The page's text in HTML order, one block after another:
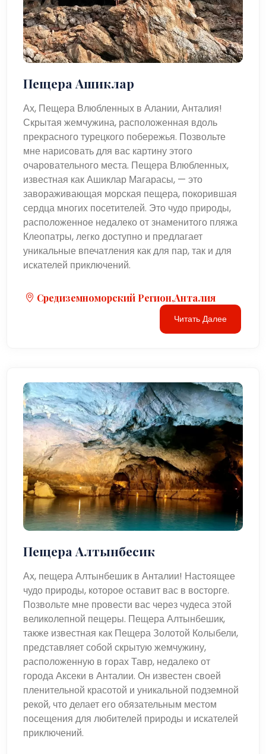
Пещера Ашиклар
Ах, Пещера Влюбленных в Алании, Анталия!
Скрытая жемчужина, расположенная вдоль
прекрасного турецкого побережья. Позвольте
мне нарисовать для вас картину этого
очаровательного места. Пещера Влюбленных,
известная как Ашиклар Магарасы, — это
завораживающая морская пещера, покорившая
сердца многих посетителей. Это чудо природы,
расположенное недалеко от знаменитого пляжа
Клеопатры, легко доступно и предлагает
уникальные впечатления как для пар, так и для
искателей приключений.
Средиземноморский Регион,Анталия
Читать Далее
Пещера Алтынбесик
Ах, пещера Алтынбешик в Анталии! Настоящее
чудо природы, которое оставит вас в восторге.
Позвольте мне провести вас через чудеса этой
великолепной пещеры. Пещера Алтынбешик,
также известная как Пещера Золотой Колыбели,
представляет собой скрытую жемчужину,
расположенную в горах Тавр, недалеко от
города Аксеки в Анталии. Он известен своей
пленительной красотой и уникальной подземной
рекой, что делает его обязательным местом
посещения для любителей природы и искателей
приключений.